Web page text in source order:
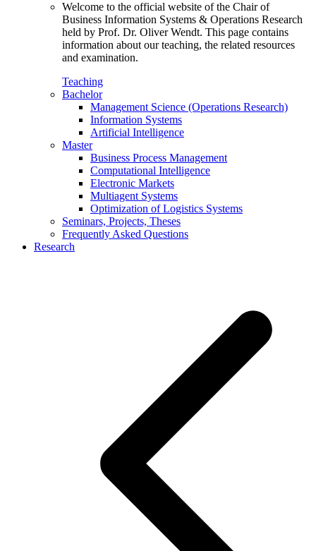
Welcome to the official website of the Chair of
Business Information Systems & Operations Research
held by Prof. Dr. Oliver Wendt. This page contains
information about our teaching, the related resources
and examination.
Teaching
Bachelor
Management Science (Operations Research)
Information Systems
Artificial Intelligence
Master
Business Process Management
Computational Intelligence
Electronic Markets
Multiagent Systems
Optimization of Logistics Systems
Seminars, Projects, Theses
Frequently Asked Questions
Research